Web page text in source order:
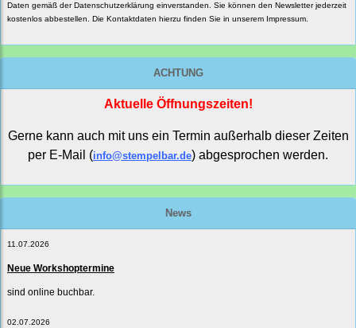
Daten gemäß der Datenschutzerklärung einverstanden. Sie können den Newsletter jederzeit
kostenlos abbestellen. Die Kontaktdaten hierzu finden Sie in unserem Impressum.
ACHTUNG
Aktuelle Öffnungszeiten!
Gerne kann auch mit uns ein Termin außerhalb dieser Zeiten
per E-Mail (info@stempelbar.de) abgesprochen werden.
News
11.07.2026
Neue Workshoptermine
sind online buchbar.
02.07.2026